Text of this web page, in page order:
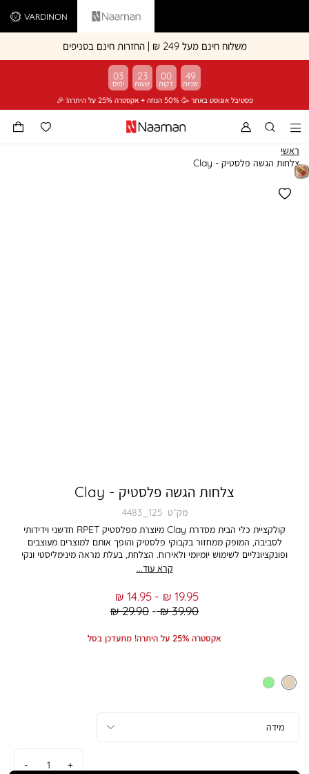
Vardinon Naaman
משלוח חינם מעל 249 ₪ | החזרות חינם בסניפים
פסטיבל אוגוסט באתר 🥳 50% הנחה + אקסטרה 25% על היתרה! 🎉
03 23 00 49
ראשי
צלחות הגשה פלסטיק - Clay
צלחות הגשה פלסטיק - Clay
מק״ט 4483_125
קולקציית כלי הבית מסדרת Clay מיוצרת מפלסטיק RPET חדשני וידידותי
לסביבה, המופק ממחזור בקבוקי פלסטיק והופך אותם למוצרים מעוצבים
ופונקציונליים לשימוש יומיומי ולאירוח. הצלחת, בעלת מראה מינימליסטי ונקי
הדומה לכלי קרמיקה, משלבת עמידות בפני שחיקה עם קלות משקל ושמירה על
אידיאלית להגשת מגוון מנות עיקריות. הגישו עליה פסטה טרייה עם רוטב עשיר,
סלטים רעננים, מנות דגים או עוף, והציגו כל ארוחה בצורה אסתטית ומזמינה.
עיצובה הנקי והצבעוניות הטרנדית מאפשרים שילוב מושלם עם כלי שולחן נוספים
בלבד. הצבע במציאות עשוי להיות שונה מהמוצג בתמונה.
קרא עוד...
Regular
Price
29.90 ₪ Regular
Price
39.90 ₪
From
14.95 ₪ To
19.95 ₪
אקסטרה 25% על היתרה! מתעדכן בסל